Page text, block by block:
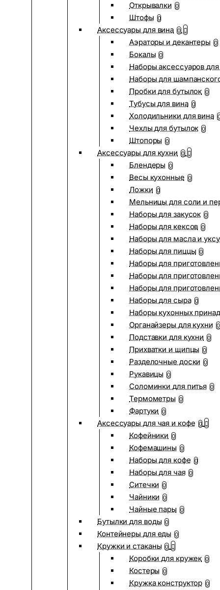
Открывалки 0
Штофы 0
Аксессуары для вина 0
Аэраторы и декантеры 0
Бокалы 0
Наборы аксессуаров
Наборы для
Пробки для бутылок 0
Тубусы для вина 0
Холодильники для вина
Чехлы для бутылок 0
Штопоры 0
Аксессуары для кухни 0
Блендеры 0
Весы кухонные 0
Ложки 0
Мельницы для соли и
Наборы для закусок 0
Наборы для кексов 0
Наборы для масла и
Наборы для пиццы 0
Наборы для
Наборы для
Наборы для
Наборы для сыра 0
Наборы кухонных
Органайзеры для кухни 0
Подставки для кухни 0
Прихватки и щипцы 0
Разделочные доски 0
Рукавицы 0
Соломинки для питья 0
Термометры 0
Фартуки 0
Аксессуары для чая и кофе 0
Кофейники 0
Кофемашины 0
Наборы для кофе 0
Наборы для чая 0
Ситечки 0
Чайники 0
Чайные пары 0
Бутылки для воды 0
Контейнеры для еды 0
Кружки и стаканы 0
Коробки для кружек 0
Костеры 0
Кружка конструктор 0